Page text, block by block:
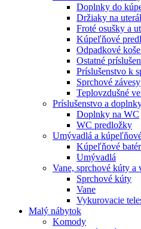
Doplnky do
Držiaky na
Froté osušky a
Kúpeľňové
Odpadkové
Ostatné
Príslušenstvo k
Sprchové závesy
Teplovzdušné
Príslušenstvo a
Doplnky na WC
WC predložky
Umývadlá a
Kúpeľňové
Umývadlá
Vane, sprchové kúty a
Sprchové kúty
Vane
Vykurovacie
Malý nábytok
Komody